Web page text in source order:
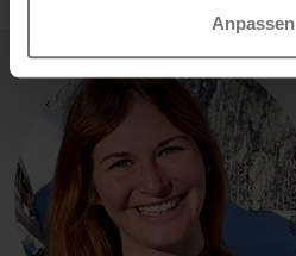
Anpassen